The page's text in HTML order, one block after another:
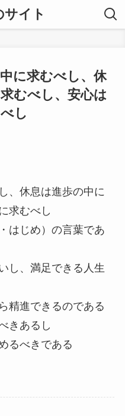
サイト
に求むべし、休
むべし、安心は
し
、休息は進歩の中に
求むべし
はじめ）の言葉であ
し、満足できる人生
精進できるのである
きあるし
るべきである